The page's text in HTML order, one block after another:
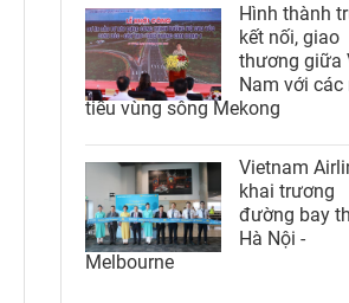
Hình thành
kết nối, giao
thương giữa
Nam với các
tiểu vùng sông Mekong
Vietnam
khai trương
đường bay
Hà Nội -
Melbourne